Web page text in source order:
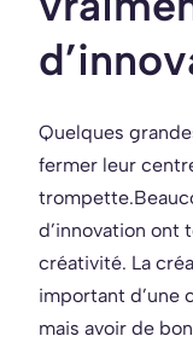
Quelques
fermer leur
trompette.
d’innovation ont
créativité. La
important d’une
mais avoir de